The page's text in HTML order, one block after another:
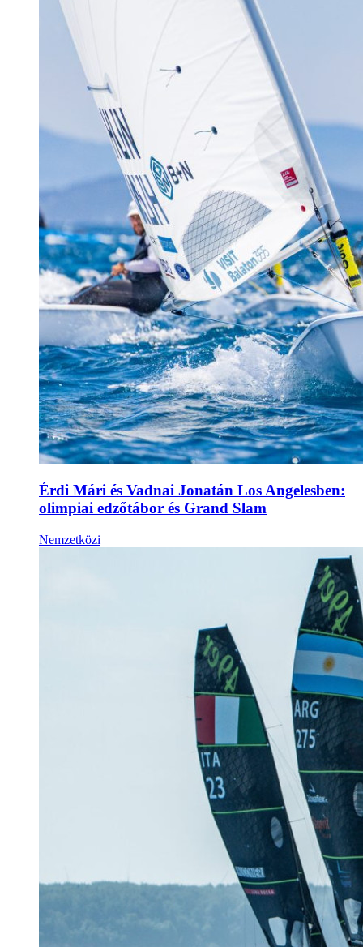
Érdi Mári és Vadnai Jonatán Los Angelesben:
olimpiai edzőtábor és Grand Slam
Nemzetközi